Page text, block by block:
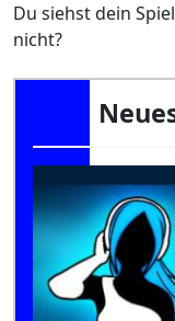
Du siehst dein Spiel
nicht?